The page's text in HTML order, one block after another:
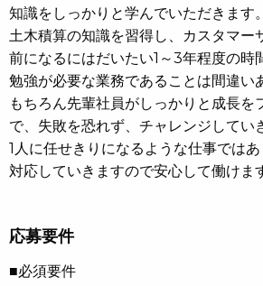
知識をしっかりと学んでいただきます。
土木積算の知識を習得し、カスタマー
前になるにはだいたい1～3年程度の時
勉強が必要な業務であることは間違い
もちろん先輩社員がしっかりと成長を
で、失敗を恐れず、チャレンジしてい
1人に任せきりになるような仕事では
対応していきますので安心して働けま
応募要件
■必須要件